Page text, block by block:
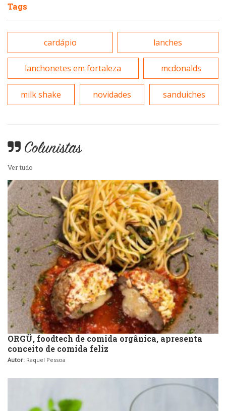
Portuguesa
Self-service
Sobremesas e sorvetes
Variados
Tags
cardápio lanches
lanchonetes em fortaleza mcdonalds
milk shake novidades sanduiches
Colunistas
Ver tudo
ORGÜ, foodtech de comida orgânica, apresenta
conceito de comida feliz
Autor: Raquel Pessoa